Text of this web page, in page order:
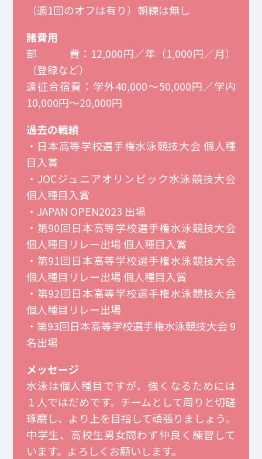
（週1回のオフは有り）朝練は無し
諸費用
部 費：12,000円／年（1,000円／月）
（登録など）
遠征合宿費：学外40,000～50,000円／学内
10,000円～20,000円
過去の戦績
・日本高等学校選手権水泳競技大会 個人種
目入賞
・JOCジュニアオリンピック水泳競技大会
個人種目入賞
・JAPAN OPEN2023 出場
・第90回日本高等学校選手権水泳競技大会
個人種目リレー出場 個人種目入賞
・第91回日本高等学校選手権水泳競技大会
個人種目リレー出場 個人種目入賞
・第92回日本高等学校選手権水泳競技大会
個人種目リレー出場
・第93回日本高等学校選手権水泳競技大会 9
名出場
メッセージ
水泳は個人種目ですが、強くなるためには
１人ではだめです。チームとして周りと切磋
琢磨し、より上を目指して頑張りましょう。
中学生、高校生男女問わず仲良く練習して
います。よろしくお願いします。